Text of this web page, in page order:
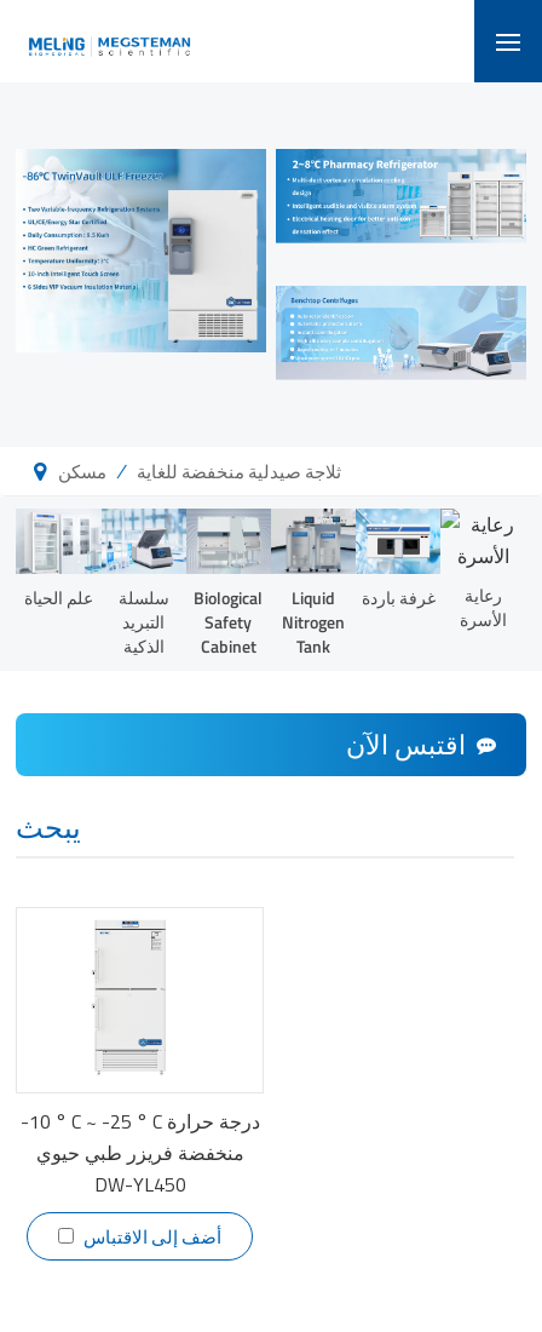
مسكن / ثلاجة صيدلية منخفضة للغاية
علم الحياة
سلسلة
التبريد
الذكية
Biological
Safety
Cabinet
Liquid
Nitrogen
Tank
غرفة باردة
رعاية
الأسرة
اقتبس الآن
يبحث
-10 ° C ~ -25 ° C درجة حرارة
منخفضة فريزر طبي حيوي
DW-YL450
أضف إلى الاقتباس